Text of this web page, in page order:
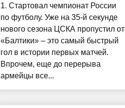
1. Стартовал чемпионат России
по футболу. Уже на 35-й секунде
нового сезона ЦСКА пропустил от
«Балтики» – это самый быстрый
гол в истории первых матчей.
Впрочем, еще до перерыва
армейцы все...